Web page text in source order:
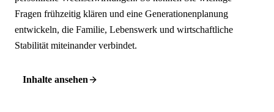
Fragen frühzeitig klären und eine Generationenplanung
entwickeln, die Familie, Lebenswerk und wirtschaftliche
Stabilität miteinander verbindet.
Inhalte ansehen